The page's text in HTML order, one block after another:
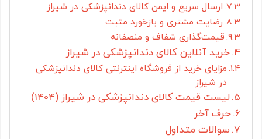
ارسال سریع و ایمن کالای دندانپزشکی در شیراز
رضایت مشتری و بازخورد مثبت
قیمت‌گذاری شفاف و منصفانه
خرید آنلاین کالای دندانپزشکی در شیراز
مزایای خرید از فروشگاه اینترنتی کالای دندانپزشکی
در شیراز
لیست قیمت کالای دندانپزشکی در شیراز (1404)
حرف آخر
سوالات متداول